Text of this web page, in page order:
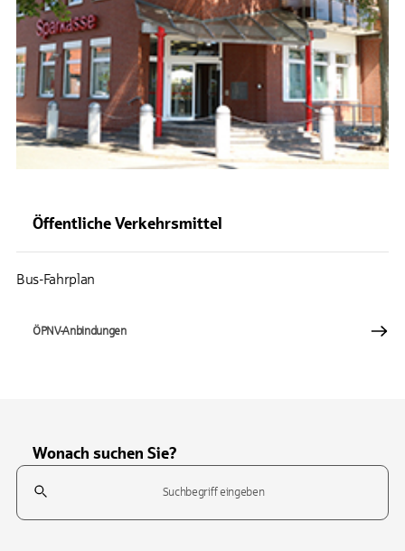
Öffentliche Verkehrsmittel
Bus-Fahrplan
ÖPNV-Anbindungen
Wonach suchen Sie?
Suchfeld